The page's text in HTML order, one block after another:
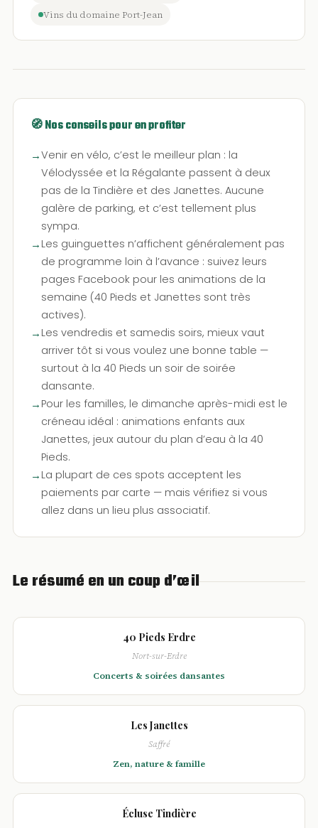
Vins du domaine Port-Jean
🧭 Nos conseils pour en profiter
Venir en vélo, c’est le meilleur plan : la
Vélodyssée et la Régalante passent à deux
pas de la Tindière et des Janettes. Aucune
galère de parking, et c’est tellement plus
sympa.
Les guinguettes n’affichent généralement pas
de programme loin à l’avance : suivez leurs
pages Facebook pour les animations de la
semaine (40 Pieds et Janettes sont très
actives).
Les vendredis et samedis soirs, mieux vaut
arriver tôt si vous voulez une bonne table —
surtout à la 40 Pieds un soir de soirée
dansante.
Pour les familles, le dimanche après-midi est le
créneau idéal : animations enfants aux
Janettes, jeux autour du plan d’eau à la 40
Pieds.
La plupart de ces spots acceptent les
paiements par carte — mais vérifiez si vous
allez dans un lieu plus associatif.
Le résumé en un coup d’œil
40 Pieds Erdre
Nort-sur-Erdre
Concerts & soirées dansantes
Les Janettes
Saffré
Zen, nature & famille
Écluse Tindière